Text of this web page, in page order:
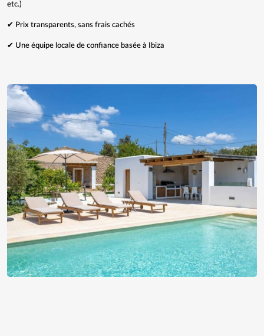
etc.)
✔ Prix transparents, sans frais cachés
✔ Une équipe locale de confiance basée à Ibiza